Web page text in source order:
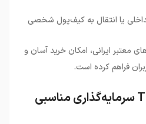
معتبر ایرانی، امکان خرید آسان و
فراهم کرده است.
آیا ارز دیجیتال TSUKA سرمایه‌گذاری مناسبی